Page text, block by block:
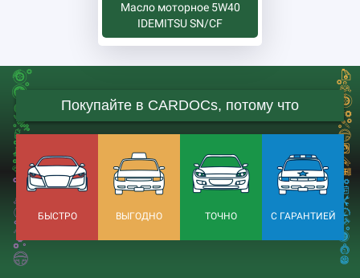
Масло моторное 5W40
IDEMITSU SN/CF
Покупайте в CARDOCs, потому что
БЫСТРО ВЫГОДНО ТОЧНО С ГАРАНТИЕЙ